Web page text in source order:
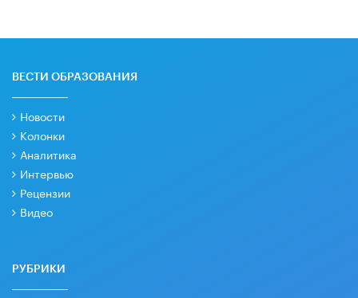
ВЕСТИ ОБРАЗОВАНИЯ
Новости
Колонки
Аналитика
Интервью
Рецензии
Видео
РУБРИКИ